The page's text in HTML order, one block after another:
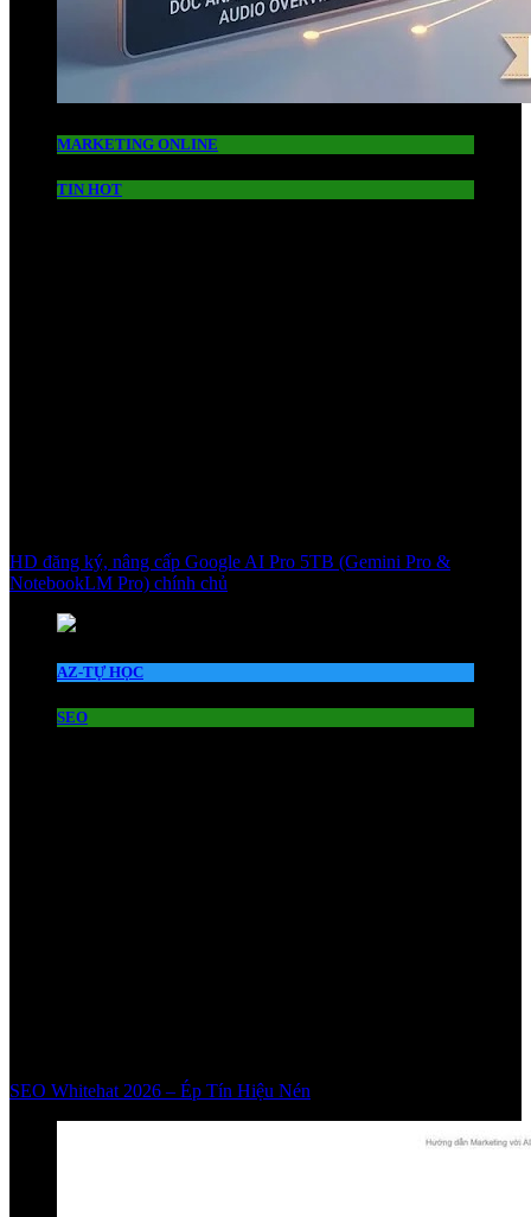
MARKETING ONLINE
TIN HOT
HD đăng ký, nâng cấp Google AI Pro 5TB (Gemini Pro &
NotebookLM Pro) chính chủ
AZ-TỰ HỌC
SEO
SEO Whitehat 2026 – Ép Tín Hiệu Nén